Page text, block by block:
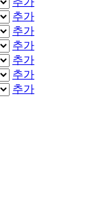
추가
추가
추가
추가
추가
추가